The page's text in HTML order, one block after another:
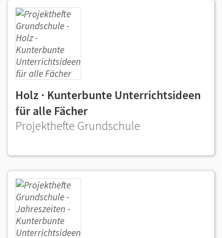
Holz · Kunterbunte Unterrichtsideen
für alle Fächer
Projekthefte Grundschule